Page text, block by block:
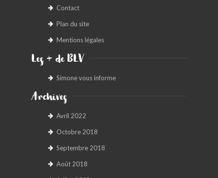
Contact
Plan du site
Mentions légales
Les + de BLV
Simone vous informe
Archives
Avril 2022
Octobre 2018
Septembre 2018
Août 2018